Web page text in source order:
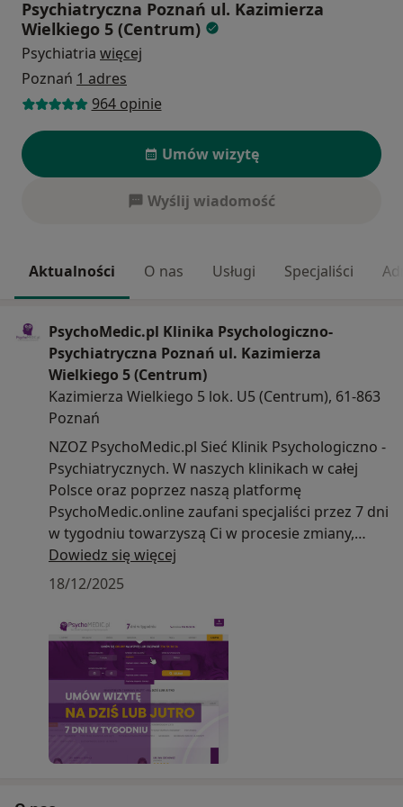
Psychiatryczna Poznań ul. Kazimierza
Wielkiego 5 (Centrum)
Psychiatria więcej
Poznań 1 adres
964 opinie
Umów wizytę
Wyślij wiadomość
Aktualności O nas Usługi Specjaliści
PsychoMedic.pl Klinika Psychologiczno-
Psychiatryczna Poznań ul. Kazimierza
Wielkiego 5 (Centrum)
Kazimierza Wielkiego 5 lok. U5 (Centrum), 61-863
Poznań
NZOZ PsychoMedic.pl Sieć Klinik Psychologiczno -
Psychiatrycznych. W naszych klinikach w całej
Polsce oraz poprzez naszą platformę
PsychoMedic.online zaufani specjaliści przez 7 dni
w tygodniu towarzyszą Ci w procesie zmiany,
wykorzystując
nowoczesne metody leczenia trudności
Dowiedz się więcej
18/12/2025